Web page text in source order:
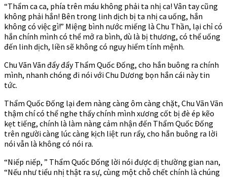
“Thẩm ca ca, phía trên máu không phải ta nhị ca! Vân tay cũng
không phải hắn! Bên trong linh dịch bị ta nhị ca uống, hắn
không có việc gì!” Miệng bình nước miếng là Chu Thần, lại chỉ có
hắn chính mình có thể mở ra bình, dù là bị thương, có thể uống
đến linh dịch, liền sẽ không có nguy hiểm tính mệnh.
Chu Vãn Vãn đẩy đẩy Thẩm Quốc Đống, cho hắn buông ra chính
mình, nhanh chóng đi nói với Chu Dương bọn hắn cái này tin
tức.
Thẩm Quốc Đống lại đem nàng càng ôm càng chặt, Chu Vãn Vãn
thậm chí có thể nghe thấy chính mình xương cốt bị đè ép kẽo
kẹt tiếng, chính là làm nàng cảm nhận đến Thẩm Quốc Đống
trên người càng lúc càng kịch liệt run rẩy, cho hắn buông ra lời
nói vẫn là không có nói ra.
“Niếp niếp, ” Thẩm Quốc Đống lời nói được dị thường gian nan,
“Nếu như tiểu nhị thật ra sự, cùng một chỗ chết chính là chúng